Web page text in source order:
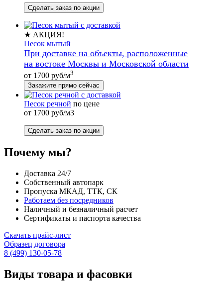
Сделать заказ по акции
★ АКЦИЯ!
Песок мытый
При доставке на объекты, расположенные
на востоке Москвы и Московской области
от 1700 руб/м3
Закажите прямо сейчас
Песок речной по цене
от 1700 руб/м3
Сделать заказ по акции
Почему мы?
Доставка 24/7
Собственный автопарк
Пропуска МКАД, ТТК, СК
Работаем без посредников
Наличный и безналичный расчет
Сертификаты и паспорта качества
Скачать прайс-лист
Образец договора
8 (499) 130-05-78
Виды товара и фасовки